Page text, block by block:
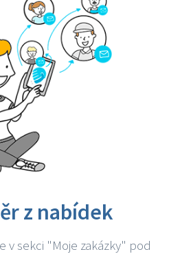
z nabídek
v sekci "Moje zakázky" pod